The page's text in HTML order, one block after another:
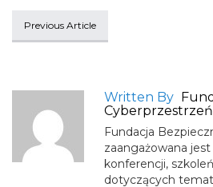
Previous Article
Written By
Cyberprzestrzeń
Fundacja
zaangażowana
konferencji,
dotyczących